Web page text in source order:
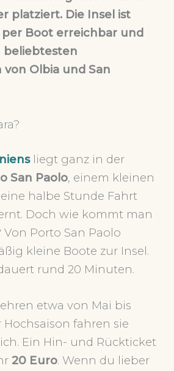
platziert. Die Insel ist
Boot erreichbar und
beliebtesten
Olbia und San
liegt ganz in der
San Paolo, einem kleinen
halbe Stunde Fahrt
Doch wie kommt man
Von Porto San Paolo
kleine Boote zur Insel.
rund 20 Minuten.
etwa von Mai bis
Hochsaison fahren sie
Ein Hin- und Rückticket
20 Euro. Wenn du lieber